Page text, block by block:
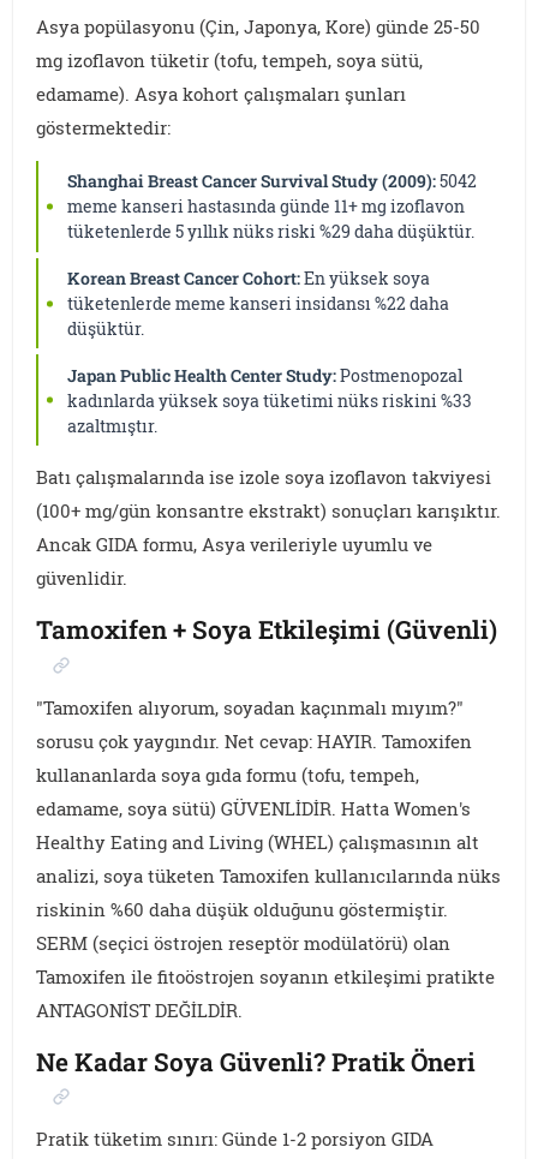
Asya popülasyonu (Çin, Japonya, Kore) günde 25-50
mg izoflavon tüketir (tofu, tempeh, soya sütü,
edamame). Asya kohort çalışmaları şunları
göstermektedir:
Shanghai Breast Cancer Survival Study (2009):5042
meme kanseri hastasında günde 11+ mg izoflavon
tüketenlerde 5 yıllık nüks riski %29 daha düşüktür.
Korean Breast Cancer Cohort:En yüksek soya
tüketenlerde meme kanseri insidansı %22 daha
düşüktür.
Japan Public Health Center Study:Postmenopozal
kadınlarda yüksek soya tüketimi nüks riskini %33
azaltmıştır.
Batı çalışmalarında ise izole soya izoflavon takviyesi
(100+ mg/gün konsantre ekstrakt) sonuçları karışıktır.
Ancak GIDA formu, Asya verileriyle uyumlu ve
güvenlidir.
Tamoxifen + Soya Etkileşimi (Güvenli)
"Tamoxifen alıyorum, soyadan kaçınmalı mıyım?"
sorusu çok yaygındır. Net cevap: HAYIR. Tamoxifen
kullananlarda soya gıda formu (tofu, tempeh,
edamame, soya sütü) GÜVENLİDİR. Hatta Women's
Healthy Eating and Living (WHEL) çalışmasının alt
analizi, soya tüketen Tamoxifen kullanıcılarında nüks
riskinin %60 daha düşük olduğunu göstermiştir.
SERM (seçici östrojen reseptör modülatörü) olan
Tamoxifen ile fitoöstrojen soyanın etkileşimi pratikte
ANTAGONİST DEĞİLDİR.
Ne Kadar Soya Güvenli? Pratik Öneri
Pratik tüketim sınırı: Günde 1-2 porsiyon GIDA